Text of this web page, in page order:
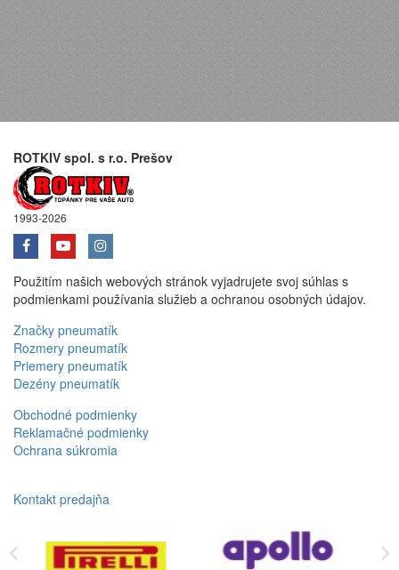
ROTKIV spol. s r.o. Prešov
1993-2026
Použitím našich webových stránok vyjadrujete svoj súhlas s
podmienkami používania služieb a ochranou osobných údajov.
Značky pneumatík
Rozmery pneumatík
Priemery pneumatík
Dezény pneumatík
Obchodné podmienky
Reklamačné podmienky
Ochrana súkromia
Kontakt predajňa